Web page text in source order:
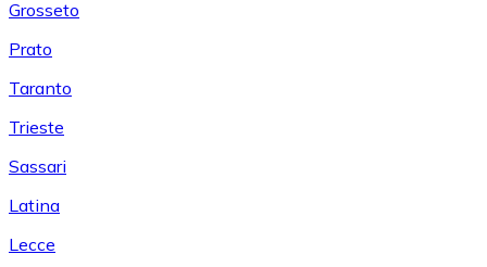
Grosseto
Prato
Taranto
Trieste
Sassari
Latina
Lecce